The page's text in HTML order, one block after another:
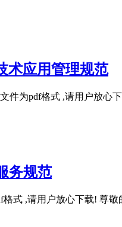
术应用管理规范
件为pdf格式 ,请用户放
务规范
式 ,请用户放心下载!